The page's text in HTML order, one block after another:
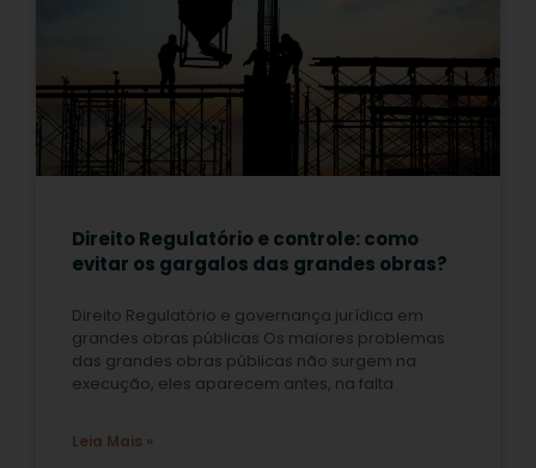
Direito Regulatório e controle: como
evitar os gargalos das grandes obras?
Direito Regulatório e governança jurídica em
grandes obras públicas Os maiores problemas
das grandes obras públicas não surgem na
execução, eles aparecem antes, na falta
Leia Mais »